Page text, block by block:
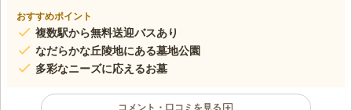
おすすめポイント
複数駅から無料送迎バスあり
なだらかな丘陵地にある墓地公園
多彩なニーズに応えるお墓
コメント・口コミを見る